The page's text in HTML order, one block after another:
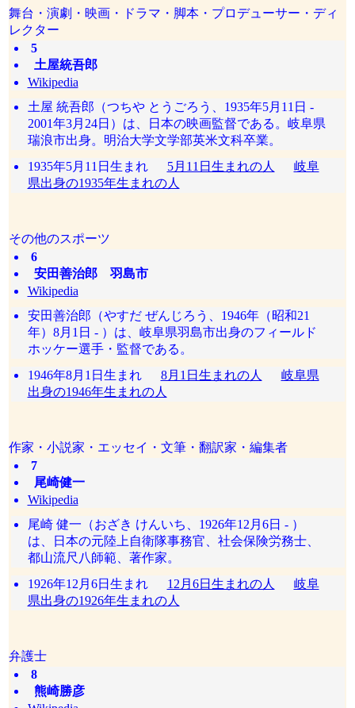
舞台・演劇・映画・ドラマ・脚本・プロデューサー・ディ
レクター
5
土屋統吾郎
Wikipedia
土屋 統吾郎（つちや とうごろう、1935年5月11日 -
2001年3月24日）は、日本の映画監督である。岐阜県
瑞浪市出身。明治大学文学部英米文科卒業。
1935年5月11日生まれ 5月11日生まれの人
岐阜
県出身の1935年生まれの人
その他のスポーツ
6
安田善治郎 羽島市
Wikipedia
安田善治郎（やすだ ぜんじろう、1946年（昭和21
年）8月1日 - ）は、岐阜県羽島市出身のフィールド
ホッケー選手・監督である。
1946年8月1日生まれ 8月1日生まれの人
岐阜県
出身の1946年生まれの人
作家・小説家・エッセイ・文筆・翻訳家・編集者
7
尾崎健一
Wikipedia
尾崎 健一（おざき けんいち、1926年12月6日 - ）
は、日本の元陸上自衛隊事務官、社会保険労務士、
都山流尺八師範、著作家。
1926年12月6日生まれ 12月6日生まれの人
岐阜
県出身の1926年生まれの人
弁護士
8
熊崎勝彦